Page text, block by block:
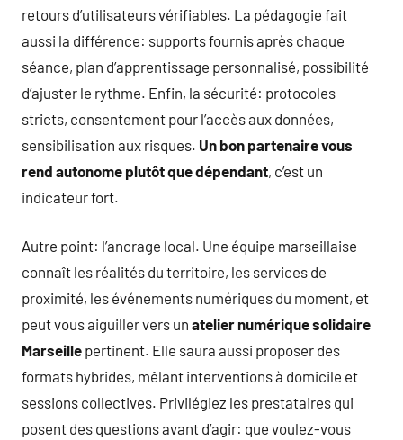
retours d’utilisateurs vérifiables. La pédagogie fait
aussi la différence: supports fournis après chaque
séance, plan d’apprentissage personnalisé, possibilité
d’ajuster le rythme. Enfin, la sécurité: protocoles
stricts, consentement pour l’accès aux données,
sensibilisation aux risques. Un bon partenaire vous
rend autonome plutôt que dépendant, c’est un
indicateur fort.
Autre point: l’ancrage local. Une équipe marseillaise
connaît les réalités du territoire, les services de
proximité, les événements numériques du moment, et
peut vous aiguiller vers un atelier numérique solidaire
Marseille pertinent. Elle saura aussi proposer des
formats hybrides, mêlant interventions à domicile et
sessions collectives. Privilégiez les prestataires qui
posent des questions avant d’agir: que voulez-vous